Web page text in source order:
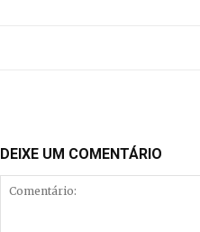
DEIXE UM COMENTÁRIO